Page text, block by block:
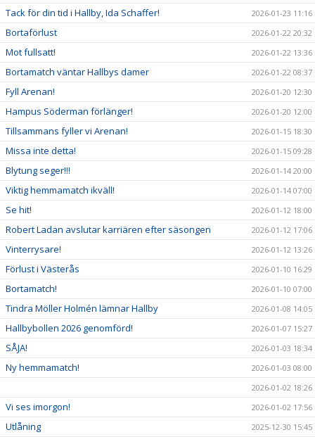
Tack för din tid i Hallby, Ida Schaffer! 2026-01-23 11:16
Bortaförlust 2026-01-22 20:32
Mot fullsatt! 2026-01-22 13:36
Bortamatch väntar Hallbys damer 2026-01-22 08:37
Fyll Arenan! 2026-01-20 12:30
Hampus Söderman förlänger! 2026-01-20 12:00
Tillsammans fyller vi Arenan! 2026-01-15 18:30
Missa inte detta! 2026-01-15 09:28
Blytung seger!!! 2026-01-14 20:00
Viktig hemmamatch ikväll! 2026-01-14 07:00
Se hit! 2026-01-12 18:00
Robert Ladan avslutar karriären efter säsongen 2026-01-12 17:06
Vinterrysare! 2026-01-12 13:26
Förlust i Västerås 2026-01-10 16:29
Bortamatch! 2026-01-10 07:00
Tindra Möller Holmén lämnar Hallby 2026-01-08 14:05
Hallbybollen 2026 genomförd! 2026-01-07 15:27
SÅJA! 2026-01-03 18:34
Ny hemmamatch!
2026-01-03 08:00
2026-01-02 18:26
Vi ses imorgon! 2026-01-02 17:56
Utlåning 2025-12-30 15:45